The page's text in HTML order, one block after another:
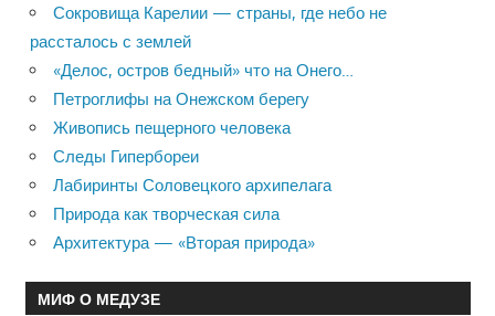
Сокровища Карелии — страны, где небо не
рассталось с землей
«Делос, остров бедный» что на Онего…
Петроглифы на Онежском берегу
Живопись пещерного человека
Следы Гипербореи
Лабиринты Соловецкого архипелага
Природа как творческая сила
Архитектура — «Вторая природа»
МИФ О МЕДУЗЕ